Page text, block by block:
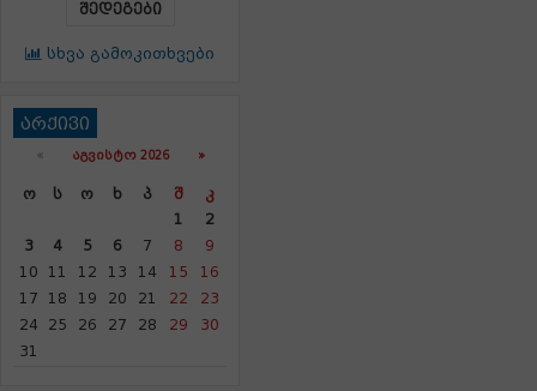
შედეგები
სხვა გამოკითხვები
არქივი
« ᲐᲒᲕᲘᲡᲢᲝ 2026 »
Ო Ს Ო Ხ Პ Შ
Კ
1
2
3
4 5 6 7 8
9
10
11 12 13 14 15
16
17
18 19 20 21 22
23
24
25 26 27 28 29
30
31